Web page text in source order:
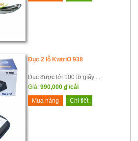
Đục 2 lỗ KwtriO 938
Đục được tới 100 tờ giấy ...
Giá: 990,000 đ /cái
Mua hàng
Chi tiết